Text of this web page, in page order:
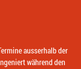
ausserhalb der
während den